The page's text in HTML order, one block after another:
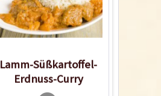
Lamm-Süßkartoffel-
Erdnuss-Curry